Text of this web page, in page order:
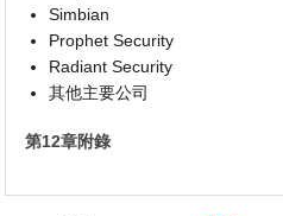
Simbian
Prophet Security
Radiant Security
其他主要公司
第12章附錄